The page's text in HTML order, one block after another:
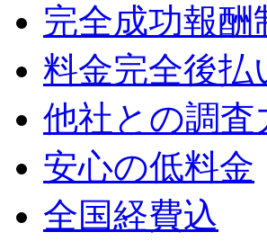
完全成功報酬
料金完全後払
他社との調査
安心の低料金
全国経費込